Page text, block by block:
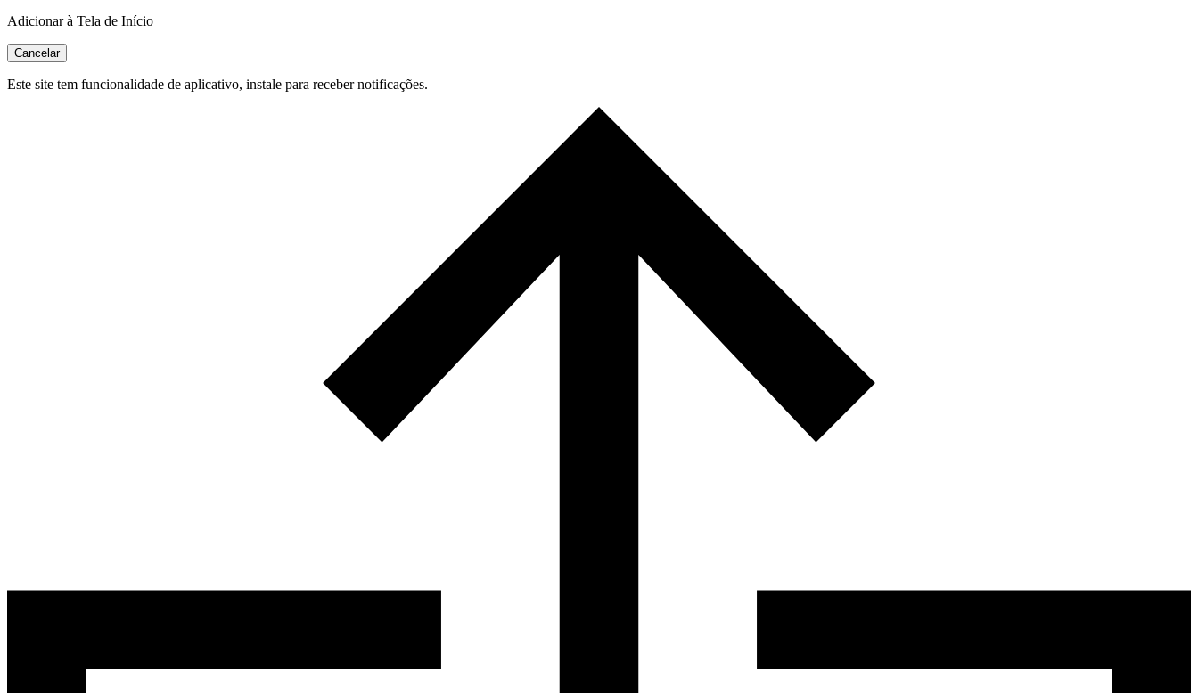
Adicionar à Tela de Início
Cancelar
Este site tem funcionalidade de aplicativo, instale para receber notificações.